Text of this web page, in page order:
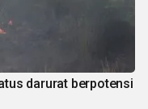
darurat berpotensi